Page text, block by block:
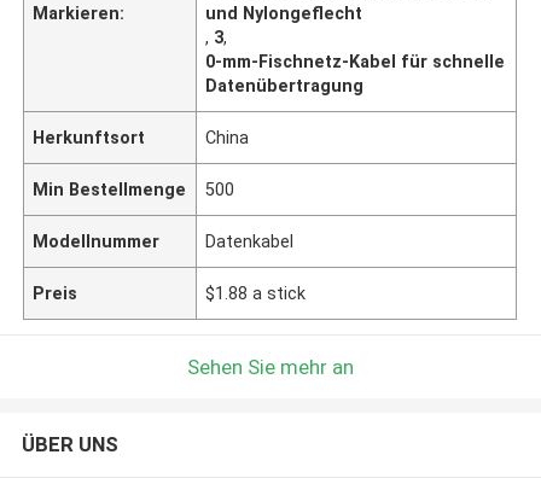
Markieren:
und Nylongeflecht
, 3,
0-mm-Fischnetz-Kabel für schnelle
Datenübertragung
Herkunftsort China
Min Bestellmenge 500
Modellnummer Datenkabel
Preis $1.88 a stick
Sehen Sie mehr an
ÜBER UNS